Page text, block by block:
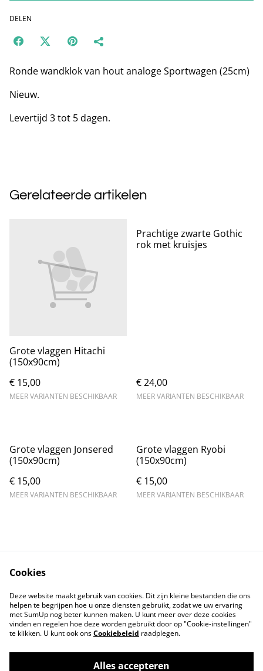
DELEN
Ronde wandklok van hout analoge Sportwagen (25cm)
Nieuw.
Levertijd 3 tot 5 dagen.
Gerelateerde artikelen
Grote vlaggen Hitachi
(150x90cm)
€ 15,00
MEER VARIANTEN BESCHIKBAAR
Prachtige zwarte Gothic
rok met kruisjes
€ 24,00
MEER VARIANTEN BESCHIKBAAR
Grote vlaggen Jonsered
(150x90cm)
€ 15,00
MEER VARIANTEN BESCHIKBAAR
Grote vlaggen Ryobi
(150x90cm)
€ 15,00
MEER VARIANTEN BESCHIKBAAR
Contact
Voorwaarden
Privacybeleid
Cookiebeleid
Cookies
Deze website maakt gebruik van cookies. Dit zijn kleine bestanden die ons
helpen te begrijpen hoe u onze diensten gebruikt, zodat we uw ervaring
met SumUp nog beter kunnen maken. U kunt meer over deze cookies
vinden en regelen hoe deze worden gebruikt door op "Cookie-instellingen"
te klikken. U kunt ook onsCookiebeleid raadplegen.
Alles accepteren